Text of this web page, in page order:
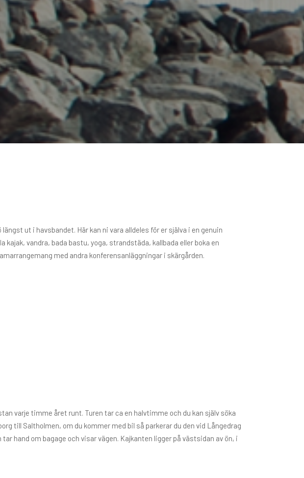
ut i havsbandet. Här kan ni vara alldeles för er själva i en genuin
vandra, bada bastu, yoga, strandstäda, kallbada eller boka en
med andra konferensanläggningar i skärgården.
varje timme året runt. Turen tar ca en halvtimme och du kan själv söka
till Saltholmen, om du kommer med bil så parkerar du den vid Långedrag
hand om bagage och visar vägen. Kajkanten ligger på västsidan av ön, i